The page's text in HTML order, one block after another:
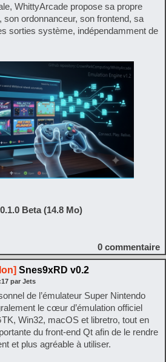
WhittyArcade propose sa propre
son ordonnanceur, son frontend, sa
sorties système, indépendamment de
Beta (14.8 Mo)
0 commentaire
Snes9xRD v0.2
par Jets
de l’émulateur Super Nintendo
le cœur d’émulation officiel
Win32, macOS et libretro, tout en
du front-end Qt afin de le rendre
et plus agréable à utiliser.